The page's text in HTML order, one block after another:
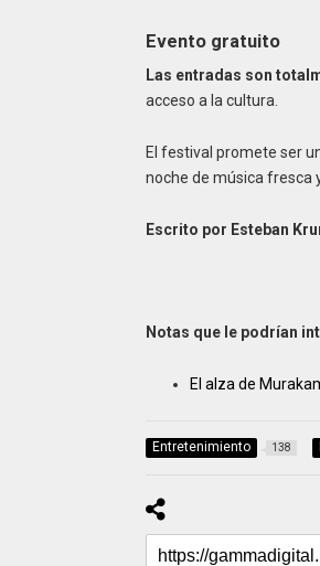
Evento gratuito
Las entradas son
acceso a la cultura.
El festival promete ser
noche de música fresca
Escrito por Esteban
Notas que le podrían
El alza de
Entretenimiento 138